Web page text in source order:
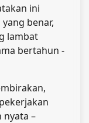
ini
benar,
lambat
bertahun -
nyata –